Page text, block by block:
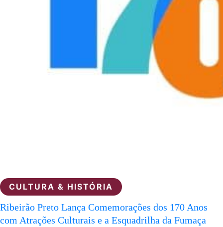
CULTURA & HISTÓRIA
Ribeirão Preto Lança Comemorações dos 170 Anos
com Atrações Culturais e a Esquadrilha da Fumaça